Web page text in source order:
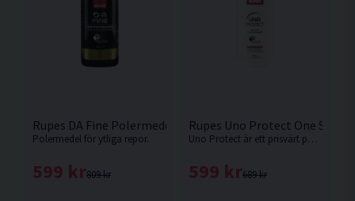
Rupes DA Fine Polermedel 1L
Polermedel för ytliga repor.
809 kr
599 kr
Rupes Uno Protect One Step
Uno Protect är ett prisvärt polermedel som både polerar och skyddar ditt fordon i ett steg.
689 kr
599 kr